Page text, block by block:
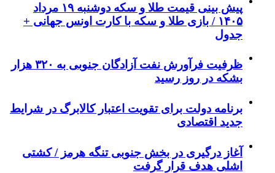
پیش‌ بینی قیمت طلا و سکه دوشنبه ۱۹ مرداد
۱۴۰۵ / بازی طلا و سکه با کارت اونس جهانی +
جدول
ظرفیت فرآورش نفت آزادگان جنوبی به ۳۲۰ هزار
بشکه در روز رسید
برنامه دولت برای تقویت اعتبار کالابرگ در شرایط
جدید اقتصادی
آغاز درگیری در بخش جنوبی تنگه هرمز / کشتی
اشلی هدف قرار گرفت